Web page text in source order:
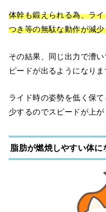
体幹も鍛えられる為、ラ
つき等の無駄な動作が減
その結果、同じ出力で漕
ピードが出るようになりま
ライド時の姿勢を低く保
少するのでスピードが上が
脂肪が燃焼しやすい体に